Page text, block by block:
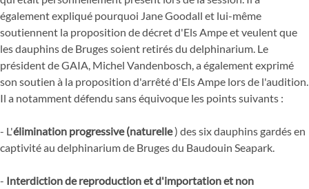
également expliqué pourquoi Jane Goodall et lui-même
soutiennent la proposition de décret d'Els Ampe et veulent que
les dauphins de Bruges soient retirés du delphinarium. Le
président de GAIA, Michel Vandenbosch, a également exprimé
son soutien à la proposition d'arrêté d'Els Ampe lors de l'audition.
Il a notamment défendu sans équivoque les points suivants :
- L'élimination progressive (naturelle) des six dauphins gardés en
captivité au delphinarium de Bruges du Baudouin Seapark.
- Interdiction de reproduction et d'importation et non